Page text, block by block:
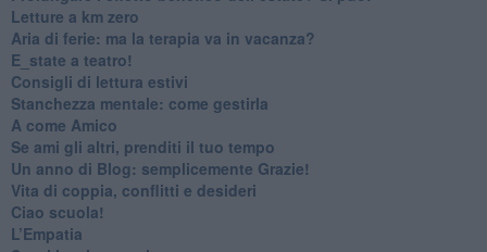
​Letture a km zero
​Aria di ferie: ma la terapia va in vacanza?
​E_state a teatro!
​Consigli di lettura estivi
​Stanchezza mentale: come gestirla
​A come Amico
​Se ami gli altri, prenditi il tuo tempo
​Un anno di Blog: semplicemente Grazie!
​Vita di coppia, conflitti e desideri
​Ciao scuola!
​L’Empatia